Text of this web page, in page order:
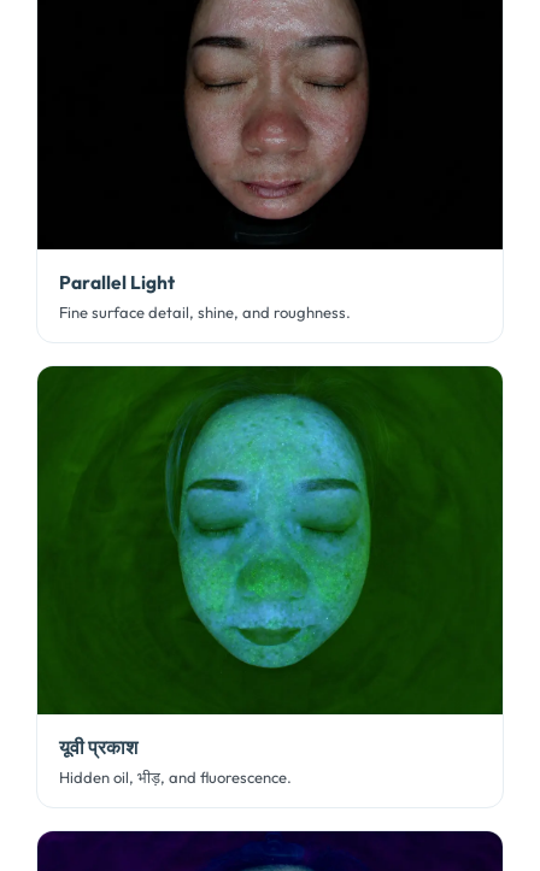
Parallel Light
Fine surface detail, shine, and roughness.
यूवी प्रकाश
Hidden oil, भीड़, and fluorescence.